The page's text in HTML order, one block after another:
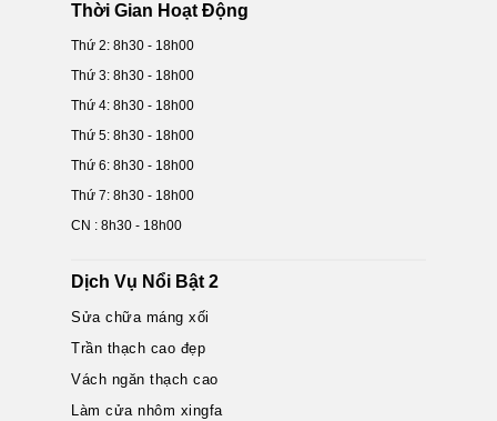
Thời Gian Hoạt Động
Thứ 2: 8h30 - 18h00
Thứ 3: 8h30 - 18h00
Thứ 4: 8h30 - 18h00
Thứ 5: 8h30 - 18h00
Thứ 6: 8h30 - 18h00
Thứ 7: 8h30 - 18h00
CN : 8h30 - 18h00
Dịch Vụ Nổi Bật 2
Sửa chữa máng xối
Trần thạch cao đẹp
Vách ngăn thạch cao
Làm cửa nhôm xingfa